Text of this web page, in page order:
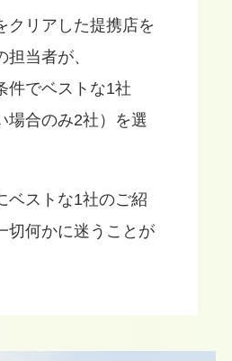
クリアした提携店を
当者が、
件でベストな1社
場合のみ2社）を選
ベストな1社のご紹
切何かに迷うことが